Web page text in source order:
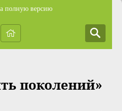
полную версию
поколений»